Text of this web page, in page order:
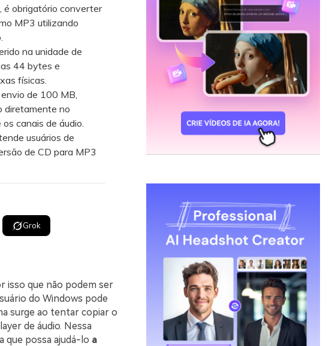
é obrigatório converter
MP3 utilizando
na unidade de
44 bytes e
físicas.
de 100 MB,
diretamente no
canais de áudio.
usuários de
de CD para MP3
Grok
isso que não podem ser
do Windows pode
surge ao tentar copiar o
de áudio. Nessa
que possa ajudá-lo a